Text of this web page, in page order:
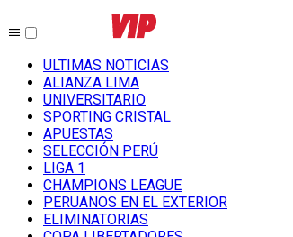
ULTIMAS NOTICIAS
ALIANZA LIMA
UNIVERSITARIO
SPORTING CRISTAL
APUESTAS
SELECCIÓN PERÚ
LIGA 1
CHAMPIONS LEAGUE
PERUANOS EN EL EXTERIOR
ELIMINATORIAS